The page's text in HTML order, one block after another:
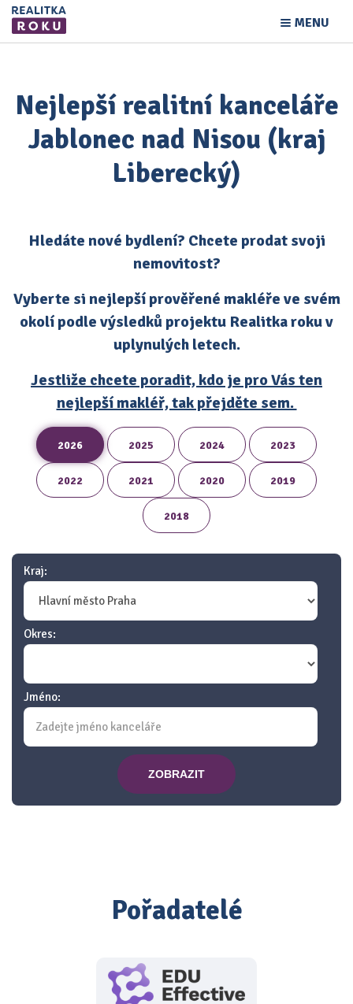
MENU
Nejlepší realitní kanceláře
Jablonec nad Nisou (kraj
Liberecký)
Hledáte nové bydlení? Chcete prodat svoji
nemovitost?
Vyberte si nejlepší prověřené makléře ve svém
okolí podle výsledků projektu Realitka roku v
uplynulých letech.
Jestliže chcete poradit, kdo je pro Vás ten
nejlepší makléř, tak přejděte sem.
2026 2025 2024 2023
2022 2021 2020 2019
2018
Kraj:
Okres:
Jméno:
ZOBRAZIT
Pořadatelé